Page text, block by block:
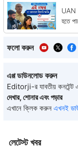
লেটেস্ট খবর
UAN
হতে
ফলো করুন
এপ্প ডাউনলোড করুন
Editorji-র যাবতীয় কনটেন্ট
দেখার, শোনার এবং পড়ার
এখানে ক্লিক করুন এখনই